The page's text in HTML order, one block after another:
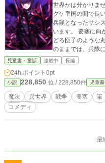
世界かは分かりません。 ただ、そこではアイウ
クケ皇国の間で長
兵隊となったサシ
います。 要塞に向かう行進の途中でサシス・セーソは大きな
どろ団子のような
のままでは、兵隊
は、甲虫を道のわきにど
た。 しかし、軍勢
のです。 サシスは伝令となり、敵が迫っていることを王国を
出て、山野を走りました。 そんなときでし
てあげる。ボクは魔法少女さ」 漆黒
児童書・童話 連載中 長編
24h.ポイント 0pt
小説 228,850 位 / 228,850件 児童
魔法 異世界 戦争 要塞 軍
コメディ
最